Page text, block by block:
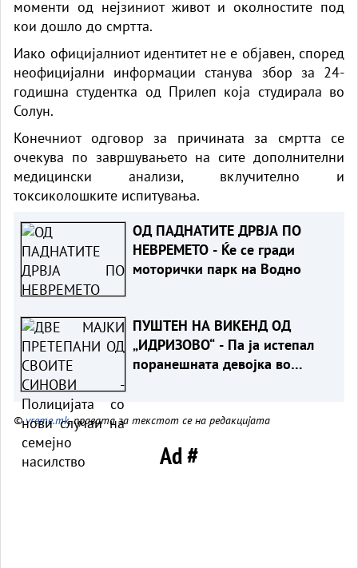
моменти од нејзиниот живот и околностите под
кои дошло до смртта.
Иако официјалниот идентитет не е објавен, според
неофицијални информации станува збор за 24-
годишна студентка од Прилеп која студирала во
Солун.
Конечниот одговор за причината за смртта се
очекува по завршувањето на сите дополнителни
медицински анализи, вклучително и
токсиколошките испитувања.
ОД ПАДНАТИТЕ ДРВЈА ПО
НЕВРЕМЕТО - Ќе се гради
моторички парк на Водно
ПУШТЕН НА ВИКЕНД ОД
„ИДРИЗОВО“ - Па ја истепал
поранешната девојка во
©vreme.mk, правата за текстот се на редакцијата
Ad #